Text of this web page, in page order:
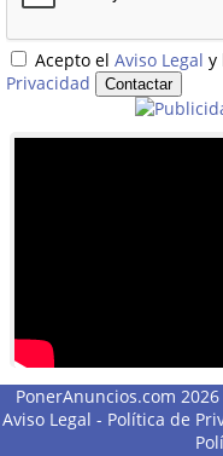
Acepto el Aviso Legal y
Privacidad
PonerAnuncios.com 2026
Aviso Legal - Política de